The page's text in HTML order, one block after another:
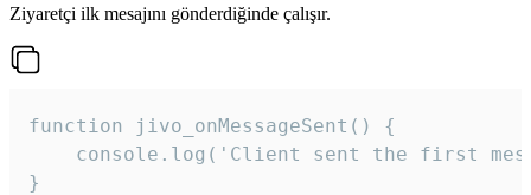
Ziyaretçi ilk mesajını gönderdiğinde çalışır.
function jivo_onMessageSent() {
console.log('Client sent the first
}